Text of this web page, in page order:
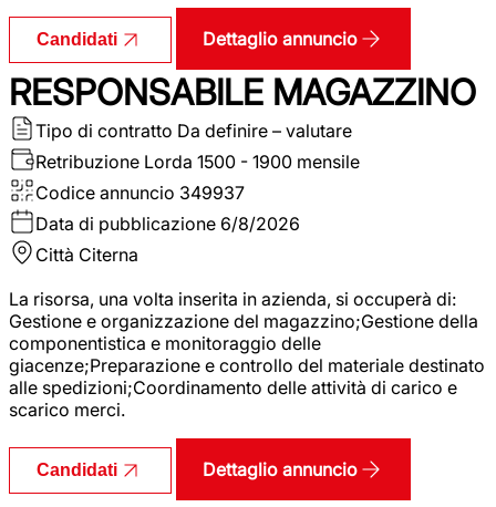
Candidati Dettaglio annuncio
RESPONSABILE MAGAZZINO
Tipo di contratto Da definire – valutare
Retribuzione Lorda 1500 - 1900 mensile
Codice annuncio 349937
Data di pubblicazione 6/8/2026
Città Citerna
La risorsa, una volta inserita in azienda, si occuperà di:
Gestione e organizzazione del magazzino;Gestione della
componentistica e monitoraggio delle
giacenze;Preparazione e controllo del materiale destinato
alle spedizioni;Coordinamento delle attività di carico e
scarico merci.
Candidati Dettaglio annuncio